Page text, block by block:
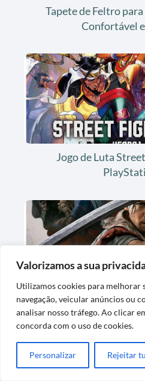
Valorizamos a sua
Utilizamos cookies para melhorar
navegação, veicular anúncios ou
analisar nosso tráfego. Ao clicar
concorda com o uso de cookies.
Personalizar Rejeitar
Tapete de Feltro
Confortável
Jogo de Luta
Jogo de Videogame
Sword